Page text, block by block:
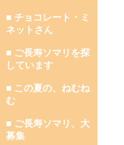
■ チョコレート・ミ
ネットさん
■ ご長寿ソマリを探
しています
■ この夏の、ねむね
む
■ ご長寿ソマリ、大
募集